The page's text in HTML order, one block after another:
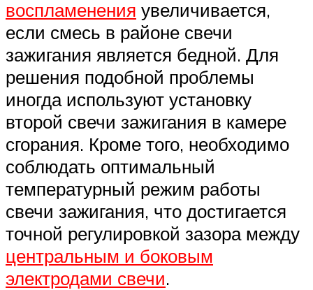
воспламенения увеличивается,
если смесь в районе свечи
зажигания является бедной. Для
решения подобной проблемы
иногда используют установку
второй свечи зажигания в камере
сгорания. Кроме того, необходимо
соблюдать оптимальный
температурный режим работы
свечи зажигания, что достигается
точной регулировкой зазора между
центральным и боковым
электродами свечи.